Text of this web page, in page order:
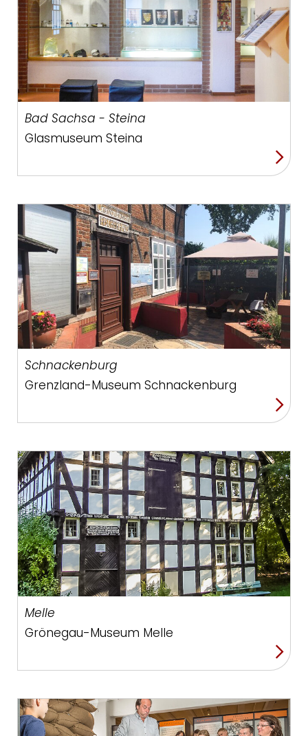
Bad Sachsa - Steina
Glasmuseum Steina
Schnackenburg
Grenzland-Museum Schnackenburg
Melle
Grönegau-Museum Melle